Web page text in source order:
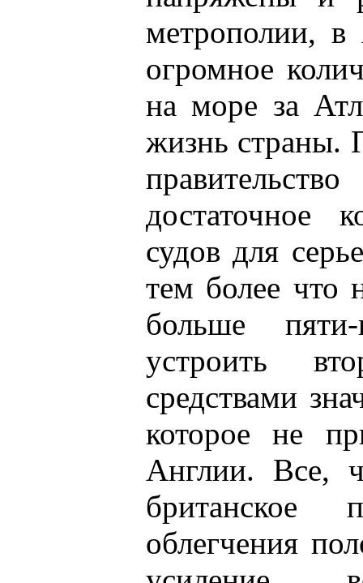
метрополии,
огромное
на море за
жизнь страны.
достаточное
судов для
тем более что
больше
устроить
средствами
которое не
Англии. Все,
британское
облегчения